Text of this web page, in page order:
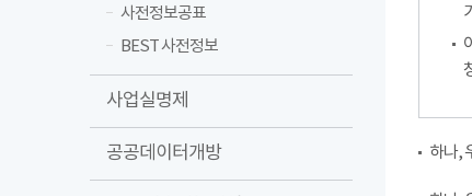
사전정보공표
BEST 사전정보
사업실명제
공공데이터개방 하나,